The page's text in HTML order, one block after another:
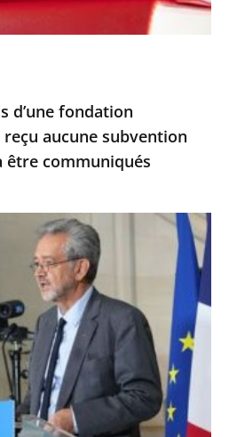
d’une fondation
reçu aucune subvention
être communiqués